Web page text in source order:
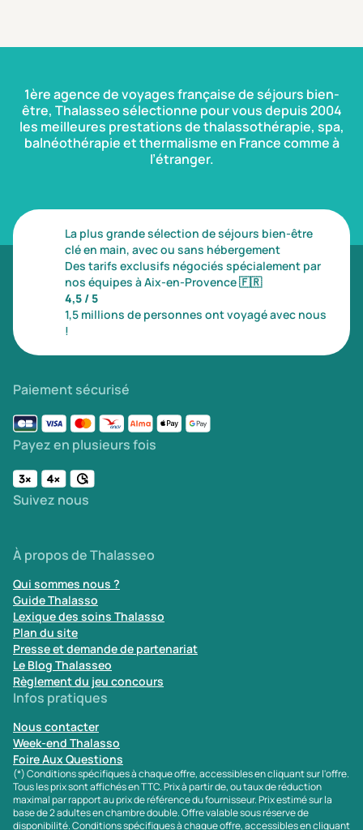
1ère agence de voyages française de séjours bien-
être, Thalasseo sélectionne pour vous depuis 2004
les meilleures prestations de thalassothérapie, spa,
balnéothérapie et thermalisme en France comme à
l’étranger.
La plus grande sélection de séjours bien-être
clé en main, avec ou sans hébergement
Des tarifs exclusifs négociés spécialement par
nos équipes à Aix-en-Provence🇫🇷
4,5 / 5
1,5 millions de personnes ont voyagé avec nous
!
Paiement sécurisé
Payez en plusieurs fois
Suivez nous
À propos de Thalasseo
Qui sommes nous ?
Guide Thalasso
Lexique des soins Thalasso
Plan du site
Presse et demande de partenariat
Le Blog Thalasseo
Règlement du jeu concours
Infos pratiques
Nous contacter
Week-end Thalasso
Foire Aux Questions
(*) Conditions spécifiques à chaque offre, accessibles en cliquant sur l'offre.
Tous les prix sont affichés en TTC. Prix à partir de, ou taux de réduction
maximal par rapport au prix de référence du fournisseur. Prix estimé sur la
base de 2 adultes en chambre double. Offre valable sous réserve de
disponibilité. Conditions spécifiques à chaque offre, accessibles en cliquant